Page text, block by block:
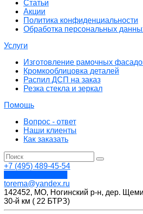
Статьи
Акции
Политика конфиденциальности
Обработка персональных
Услуги
Изготовление рамочных
Кромкооблицовка деталей
Распил ДСП на заказ
Резка стекла и зеркал
Помощь
Вопрос - ответ
Наши клиенты
Как заказать
+7 (495) 489-45-54
torema@yandex.ru
142452, МО, Ногинский р-н, дер.
30-й км ( 22 БТРЗ)